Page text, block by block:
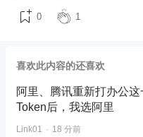
0 1
喜欢此内容的还喜欢
阿里、腾讯重新打办公
Token后，我选阿里
Link01 18 分前